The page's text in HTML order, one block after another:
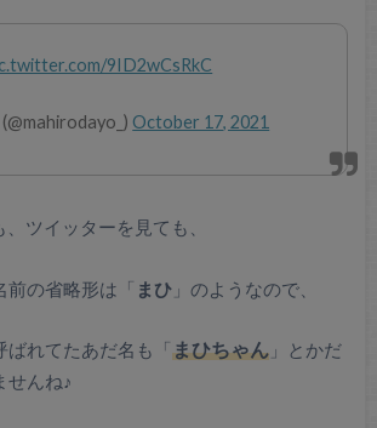
9ID2wCsRkC
October 17, 2021
ツイッターを見ても、
前の省略形は「 まひ」のようなので、
ばれてたあだ名も「まひちゃん」とかだ
せんね♪